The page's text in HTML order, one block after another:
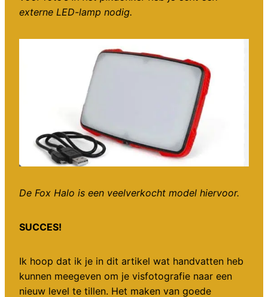
externe LED-lamp nodig.
De Fox Halo is een veelverkocht model hiervoor.
SUCCES!
Ik hoop dat ik je in dit artikel wat handvatten heb
kunnen meegeven om je visfotografie naar een
nieuw level te tillen. Het maken van goede